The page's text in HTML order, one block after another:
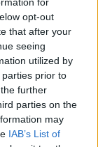
opt-out
that after your
seeing
utilized by
prior to
further
parties on the
may
IAB’s List of
μέτρα
Bluesky